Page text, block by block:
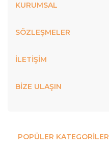
KURUMSAL
SÖZLEŞMELER
İLETİŞİM
BİZE ULAŞIN
POPÜLER KATEGORİLER